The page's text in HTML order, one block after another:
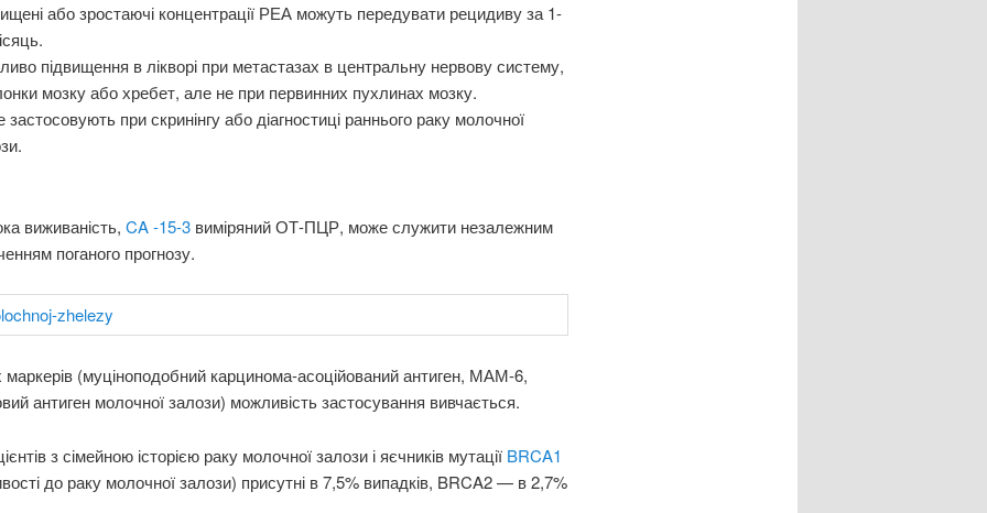
або зростаючі концентрації РЕА можуть передувати рецидиву за 1-
підвищення в лікворі при метастазах в центральну нервову систему,
мозку або хребет, але не при первинних пухлинах мозку.
застосовують при скринінгу або діагностиці раннього раку молочної
виживаність,CA -15-3 виміряний ОТ-ПЦР, може служити незалежним
поганого прогнозу.
(муціноподобний карцинома-асоційований антиген, МАМ-6,
антиген молочної залози) можливість застосування вивчається.
з сімейною історією раку молочної залози і яєчників мутації BRCA1
до раку молочної залози) присутні в 7,5% випадків, BRCA2 — в 2,7%